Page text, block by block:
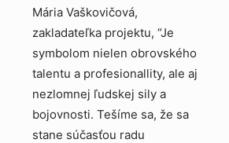
Mária Vaškovičová,
zakladateľka projektu, “Je
symbolom nielen obrovského
talentu a profesionallity, ale aj
nezlomnej ľudskej sily a
bojovnosti. Tešíme sa, že sa
stane súčasťou radu